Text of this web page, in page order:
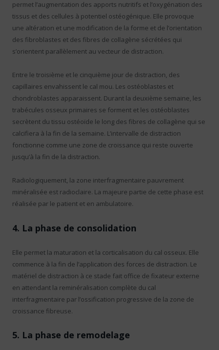
permet l’augmentation des apports nutritifs et l’oxygénation des
tissus et des cellules à potentiel ostéogénique. Elle provoque
une altération et une modification de la forme et de l’orientation
des fibroblastes et des fibres de collagène sécrétées qui
s’orientent parallèlement au vecteur de distraction.
Entre le troisième et le cinquième jour de distraction, des
capillaires envahissent le cal mou. Les ostéoblastes et
chondroblastes apparaissent. Durant la deuxième semaine, les
trabécules osseux primaires se forment et les ostéoblastes
secrètent du tissu ostéoïde le long des fibres de collagène qui se
calcifiera à la fin de la semaine. L’intervalle de distraction
fonctionne comme une zone de croissance qui reste ouverte
jusqu’à la fin de la distraction.
Radiologiquement, la zone interfragmentaire pauvrement
minéralisée est radioclaire. La majeure partie de cette phase est
réalisée par le patient et en ambulatoire.
4. La phase de consolidation
Elle permet la maturation et la corticalisation du cal osseux. Elle
commence à la fin de l’application des forces de distraction. Le
matériel de distraction à ce stade fait office de fixateur externe
en attendant la reminéralisation complète du cal
interfragmentaire par l’ossification progressive de la zone de
croissance fibreuse.
5. La phase de remodelage